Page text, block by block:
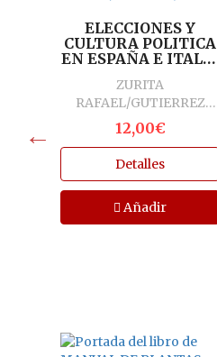
ELECCIONES Y
CULTURA POLITICA
EN ESPAÑA E ITALIA
ZURITA
RAFAEL/GUTIERREZ
ANA ROSA/CAMURRI
RENATO (EDS)
12,00€
Detalles
Añadir